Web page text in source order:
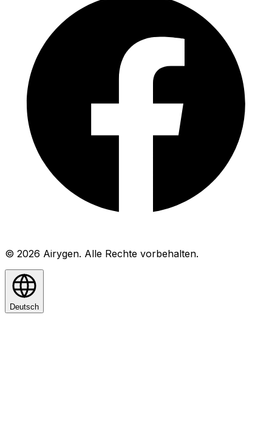
© 2026 Airygen. Alle Rechte vorbehalten.
Deutsch